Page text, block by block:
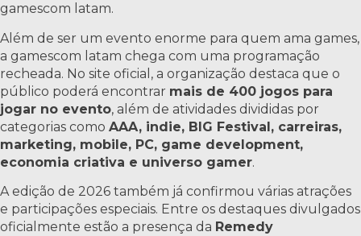
gamescom latam.
Além de ser um evento enorme para quem ama games,
a gamescom latam chega com uma programação
recheada. No site oficial, a organização destaca que o
público poderá encontrar mais de 400 jogos para
jogar no evento, além de atividades divididas por
categorias como AAA, indie, BIG Festival, carreiras,
marketing, mobile, PC, game development,
economia criativa e universo gamer.
A edição de 2026 também já confirmou várias atrações
e participações especiais. Entre os destaques divulgados
oficialmente estão a presença da Remedy